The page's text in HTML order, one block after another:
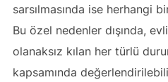
sarsılmasında ise herhangi
Bu özel nedenler dışında,
olanaksız kılan her türlü
kapsamında